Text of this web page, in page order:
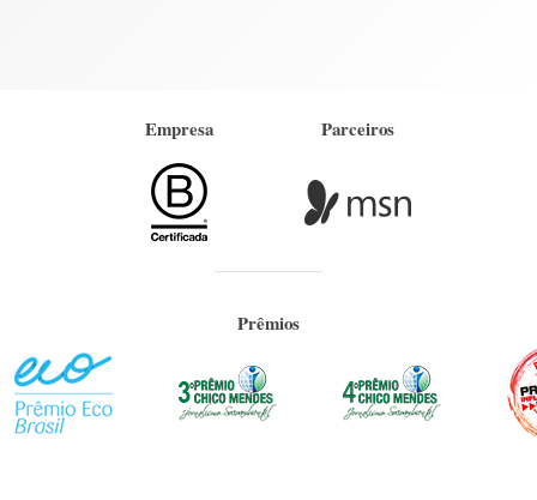
Empresa Parceiros
Prêmios